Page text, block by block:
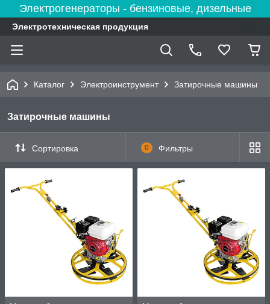
Электрогенераторы - бензиновые, дизельные
Электротехническая продукция
Каталог Электроинструмент Затирочные машины
Затирочные машины
Сортировка 0 Фильтры